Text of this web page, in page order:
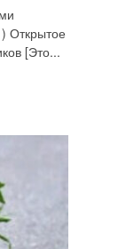
Открытое
[Это...